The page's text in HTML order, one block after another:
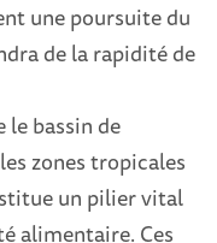
une poursuite du
de la rapidité de
le bassin de
zones tropicales
un pilier vital
alimentaire. Ces